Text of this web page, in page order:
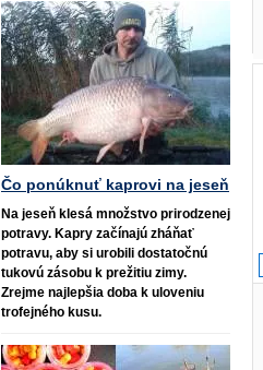
Čo ponúknuť kaprovi na jeseň
Na jeseň klesá množstvo prirodzenej
potravy. Kapry začínajú zháňať
potravu, aby si urobili dostatočnú
tukovú zásobu k prežitiu zimy.
Zrejme najlepšia doba k uloveniu
trofejného kusu.